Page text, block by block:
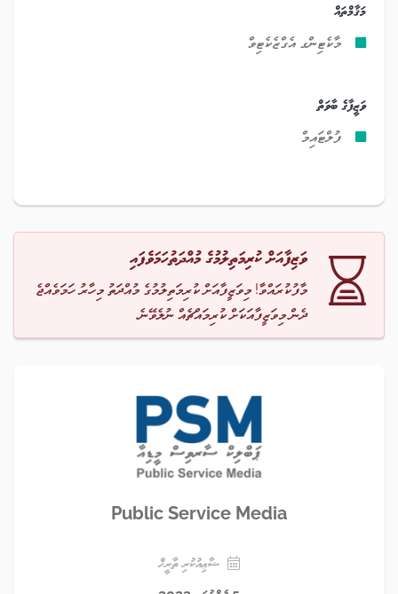
މަޤާމްތައް
މާކެޓިންގ އެގްޒެކެޓިވް
ވަޒީފާގެ ބާވަތް
ފުލްޓައިމް
ވަޒިފާއަށް ކުރިމަތިލުމުގެ މުއްދަތުހަމަވެފައި
މާފުކުރައްވާ! މިވަޒީފާއަށް ކުރިމަތިލުމުގެ މުއްދަތު މިހާރު ހަމަވެއްޖެ
ދެން މިވަޒީފާއަކަށް ކުރިމައްޗެއް ނުލެވޭނެ.
Public Service Media
ޝާޢިއުކުރި ތާރީޚް